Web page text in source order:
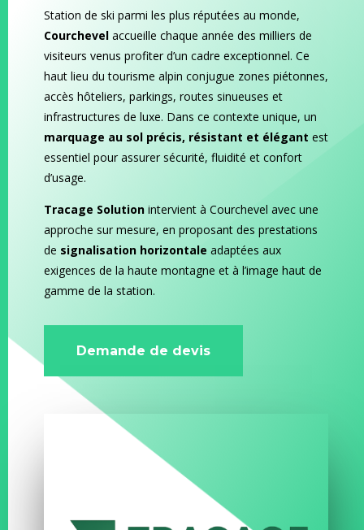
Station de ski parmi les plus réputées au monde,
Courchevelaccueille chaque année des milliers de
visiteurs venus profiter d’un cadre exceptionnel. Ce
haut lieu du tourisme alpin conjugue zones piétonnes,
accès hôteliers, parkings, routes sinueuses et
infrastructures de luxe. Dans ce contexte unique, un
marquage au sol précis, résistant et élégant est
essentiel pour assurer sécurité, fluidité et confort
d’usage.
Tracage Solutionintervient à Courchevel avec une
approche sur mesure, en proposant des prestations
de signalisation horizontale adaptées aux
exigences de la haute montagne et à l’image haut de
gamme de la station.
Demande de devis